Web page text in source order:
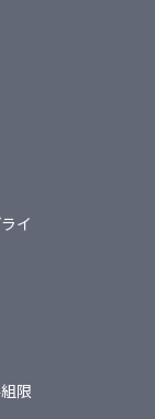
イ
限